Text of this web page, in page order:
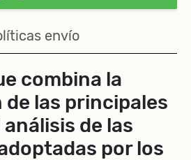
envío
combina la
las principales
de las
por los